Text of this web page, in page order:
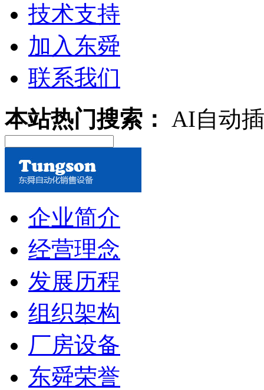
技术支持
加入东舜
联系我们
本站热门搜索：
AI自动
企业简介
经营理念
发展历程
组织架构
厂房设备
东舜荣誉